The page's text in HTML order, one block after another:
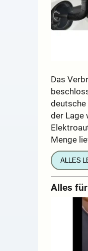
Das
der Lage
Menge
ALLES
Alles